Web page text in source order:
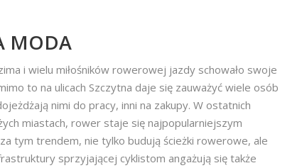
MODA
i wielu miłośników rowerowej jazdy schowało swoje
to na ulicach Szczytna daje się zauważyć wiele osób
nimi do pracy, inni na zakupy. W ostatnich
miastach, rower staje się najpopularniejszym
tym trendem, nie tylko budują ścieżki rowerowe, ale
sprzyjającej cyklistom angażują się także